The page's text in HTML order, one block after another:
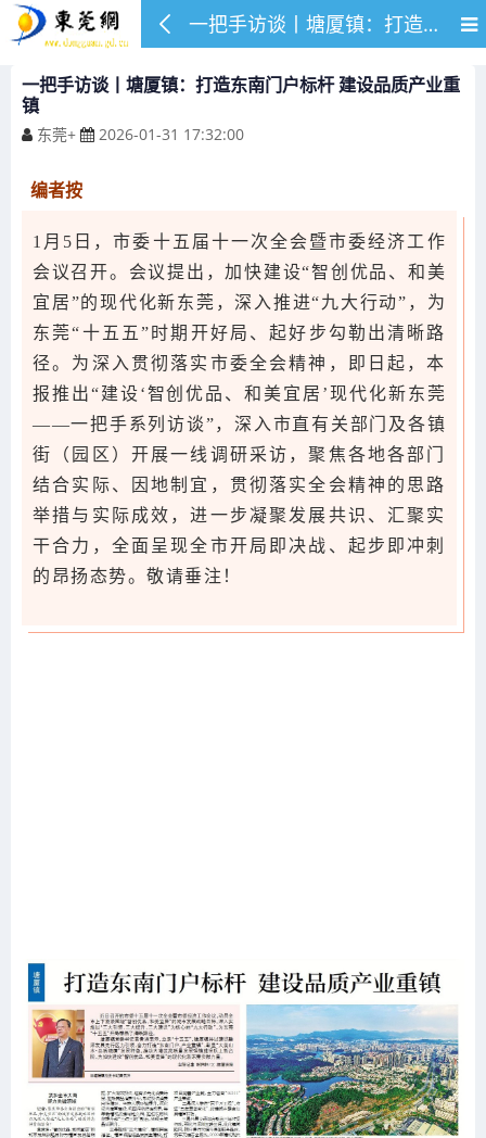
一把手访谈丨塘厦镇：打造东南门户标杆 建设品质产业重镇
一把手访谈丨塘厦镇：打造东南门户标杆 建设品质产业重
镇
东莞+ 2026-01-31 17:32:00
编者按
1月5日，市委十五届十一次全会暨市委经济工作
会议召开。会议提出，加快建设“智创优品、和美
宜居”的现代化新东莞，深入推进“九大行动”，为
东莞“十五五”时期开好局、起好步勾勒出清晰路
径。为深入贯彻落实市委全会精神，即日起，本
报推出“建设‘智创优品、和美宜居’现代化新东莞
——一把手系列访谈”，深入市直有关部门及各镇
街（园区）开展一线调研采访，聚焦各地各部门
结合实际、因地制宜，贯彻落实全会精神的思路
举措与实际成效，进一步凝聚发展共识、汇聚实
干合力，全面呈现全市开局即决战、起步即冲刺
的昂扬态势。敬请垂注！